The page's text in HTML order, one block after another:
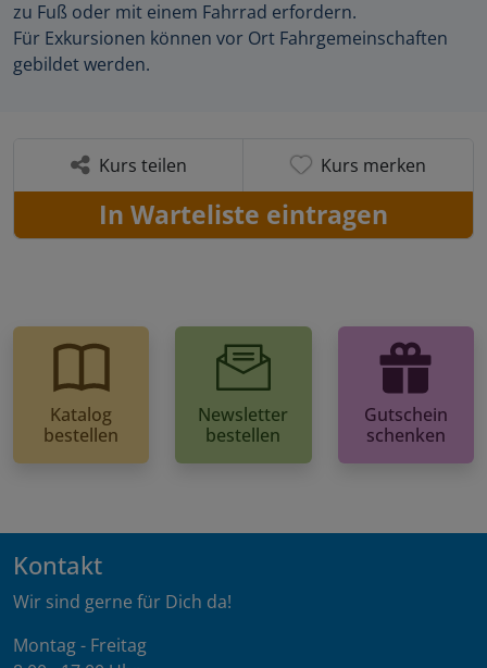
zu Fuß oder mit einem Fahrrad erfordern.
Für Exkursionen können vor Ort Fahrgemeinschaften
gebildet werden.
Kurs teilen Kurs merken
In Warteliste eintragen
Katalog
bestellen
Newsletter
bestellen
Gutschein
schenken
Kontakt
Wir sind gerne für Dich da!
Montag - Freitag